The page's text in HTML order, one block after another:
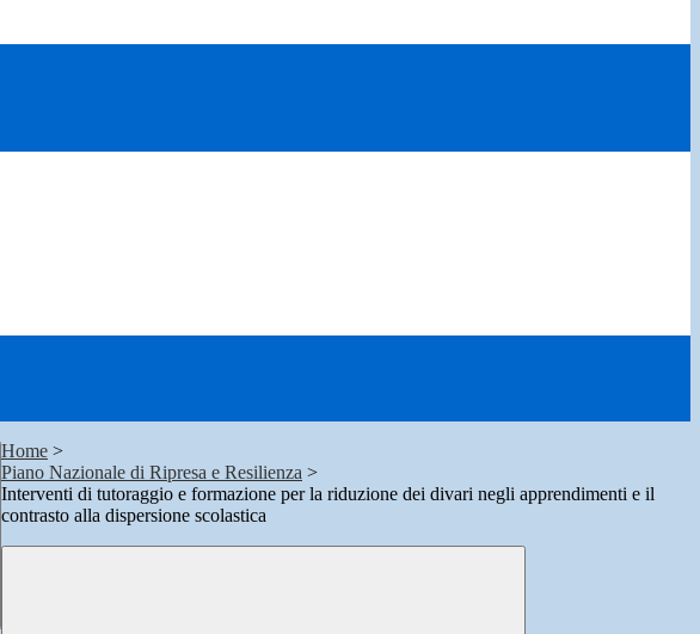
Home >
Piano Nazionale di Ripresa e Resilienza >
Interventi di tutoraggio e formazione per la riduzione dei divari negli apprendimenti e il
contrasto alla dispersione scolastica